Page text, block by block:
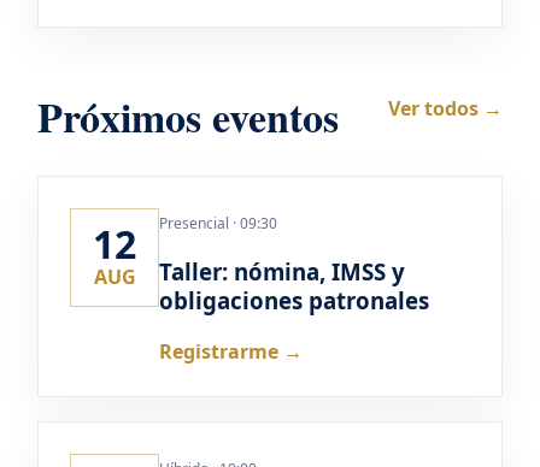
Próximos eventos Ver todos →
12
AUG
Presencial · 09:30
Taller: nómina, IMSS y
obligaciones patronales
Registrarme →